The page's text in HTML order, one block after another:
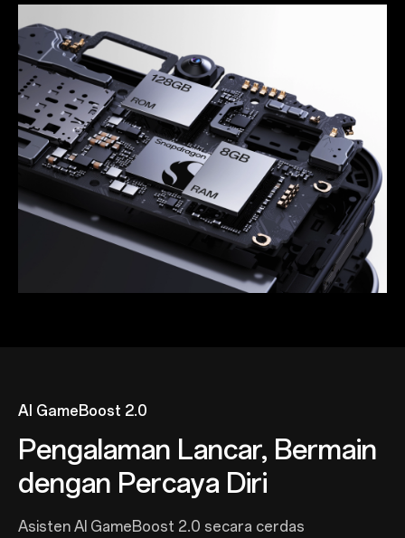
AI GameBoost 2.0
Pengalaman Lancar, Bermain
dengan Percaya Diri
Asisten AI GameBoost 2.0 secara cerdas